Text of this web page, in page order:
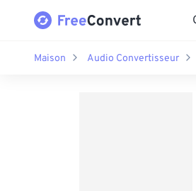
Maison Audio Convertisseur